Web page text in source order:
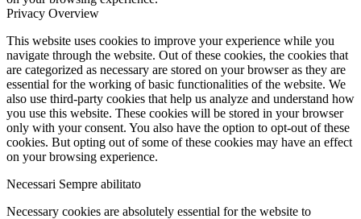
Privacy Overview
This website uses cookies to improve your experience while you
navigate through the website. Out of these cookies, the cookies that
are categorized as necessary are stored on your browser as they are
essential for the working of basic functionalities of the website. We
also use third-party cookies that help us analyze and understand how
you use this website. These cookies will be stored in your browser
only with your consent. You also have the option to opt-out of these
cookies. But opting out of some of these cookies may have an effect
on your browsing experience.
Necessari Sempre abilitato
Necessary cookies are absolutely essential for the website to